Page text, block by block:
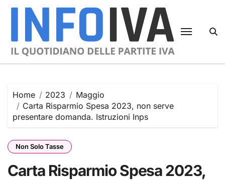
Skip
Home 2023
Maggio
Carta Risparmio Spesa 2023, non serve
presentare domanda. Istruzioni Inps
Non Solo Tasse
Carta Risparmio Spesa 2023,